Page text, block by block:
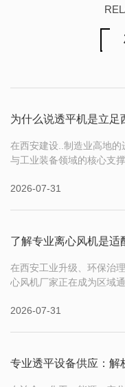
在西安建设..制造业高地
与工业装备领域的核心支
民经济支柱行业，而深耕
2026-07-31
了解专业离心风机是适
在西安工业升级、环保治
心风机厂家正在成为区域
北工况的特殊需求，为工
2026-07-31
专业透平设备供应：解